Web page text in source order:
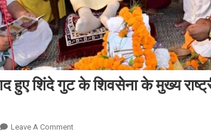
हुए शिंदे गुट के शिवसेना के मुख्य
Leave A CommentOn